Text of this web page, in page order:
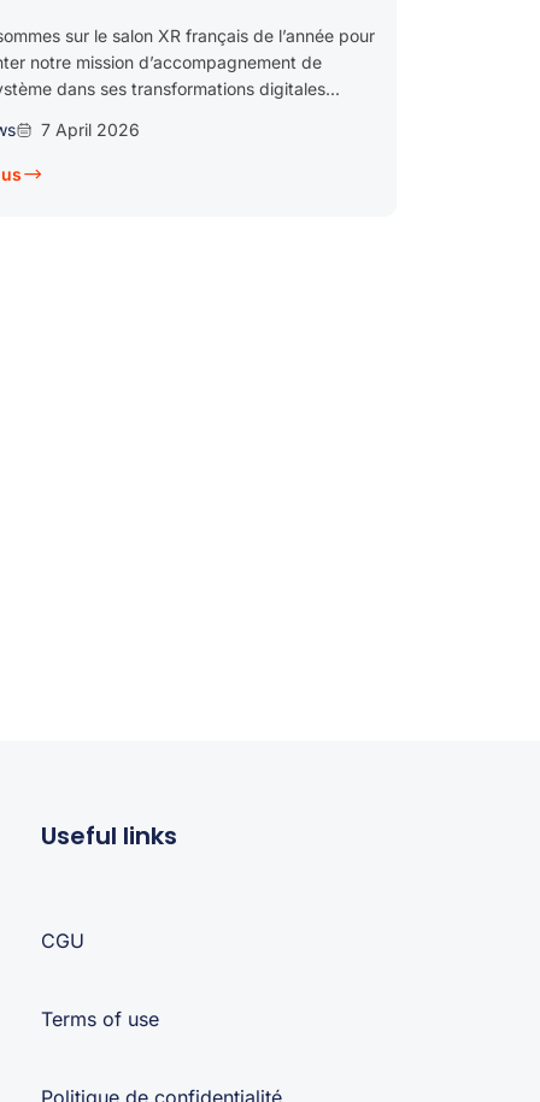
sur le salon XR français de l’année pour
notre mission d’accompagnement de
dans ses transformations digitales...
7 April 2026
Useful links
CGU
Terms of use